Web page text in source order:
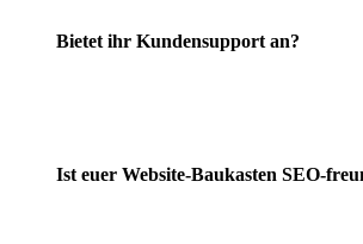
Bietet ihr Kundensupport an?
Ist euer Website-Baukasten SEO-